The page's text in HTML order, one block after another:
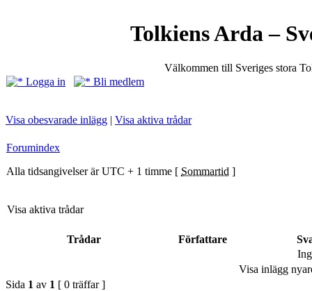
Tolkiens Arda –
Välkommen till Sveriges stora
Logga in
Bli medlem
Visa obesvarade inlägg | Visa aktiva trådar
Forumindex
Alla tidsangivelser är UTC + 1 timme [ Sommartid ]
Visa aktiva trådar
Trådar Författare
Visa inlägg
Sida 1 av 1 [ 0 träffar ]